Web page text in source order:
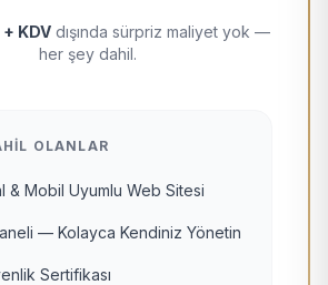
KDV dışında sürpriz maliyet yok —
her şey dahil.
OLANLAR
& Mobil Uyumlu Web Sitesi
— Kolayca Kendiniz Yönetin
Sertifikası